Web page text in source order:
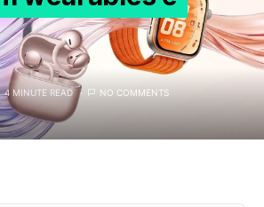
4 MINUTE READ NO COMMENTS